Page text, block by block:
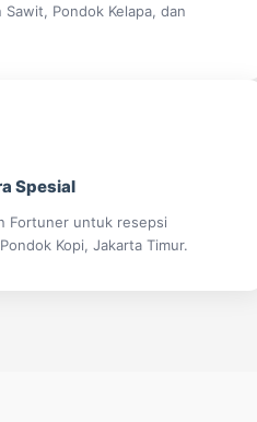
Pondok Kelapa, dan
Spesial
Fortuner untuk resepsi
Kopi, Jakarta Timur.